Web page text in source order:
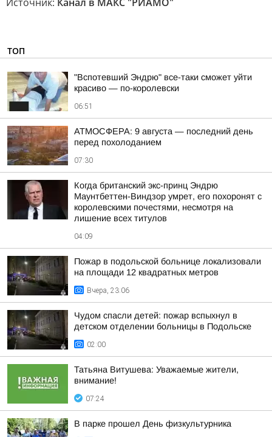
ТОП
"Вспотевший Эндрю" все-таки сможет уйти
красиво — по-королевски
06:51
АТМОСФЕРА: 9 августа — последний день
перед похолоданием
07:30
Когда британский экс-принц Эндрю
Маунтбеттен-Виндзор умрет, его похоронят с
королевскими почестями, несмотря на
лишение всех титулов
04:09
Пожар в подольской больнице локализовали
на площади 12 квадратных метров
Вчера, 23:06
Чудом спасли детей: пожар вспыхнул в
детском отделении больницы в Подольске
02:00
Татьяна Витушева: Уважаемые жители,
внимание!
07:24
В парке прошел День физкультурника